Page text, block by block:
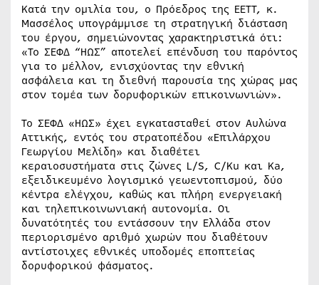
Κατά την ομιλία του, ο Πρόεδρος της ΕΕΤΤ, κ.
Μασσέλος υπογράμμισε τη στρατηγική διάσταση
του έργου, σημειώνοντας χαρακτηριστικά ότι:
«Το ΣΕΦΔ “ΗΩΣ” αποτελεί επένδυση του παρόντος
για το μέλλον, ενισχύοντας την εθνική
ασφάλεια και τη διεθνή παρουσία της χώρας μας
στον τομέα των δορυφορικών επικοινωνιών».
Το ΣΕΦΔ «ΗΩΣ» έχει εγκατασταθεί στον Αυλώνα
Αττικής, εντός του στρατοπέδου «Επιλάρχου
Γεωργίου Μελίδη» και διαθέτει
κεραιοσυστήματα στις ζώνες L/S, C/Ku και Ka,
εξειδικευμένο λογισμικό γεωεντοπισμού, δύο
κέντρα ελέγχου, καθώς και πλήρη ενεργειακή
και τηλεπικοινωνιακή αυτονομία. Οι
δυνατότητές του εντάσσουν την Ελλάδα στον
περιορισμένο αριθμό χωρών που διαθέτουν
αντίστοιχες εθνικές υποδομές εποπτείας
δορυφορικού φάσματος.